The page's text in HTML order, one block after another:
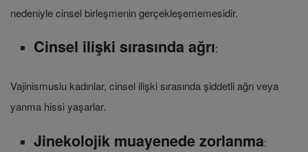
nedeniyle cinsel birleşmenin gerçekleşememesidir.
Cinsel ilişki sırasında ağrı:
Vajinismuslu kadınlar, cinsel ilişki sırasında şiddetli ağrı veya
yanma hissi yaşarlar.
Jinekolojik muayenede zorlanma: